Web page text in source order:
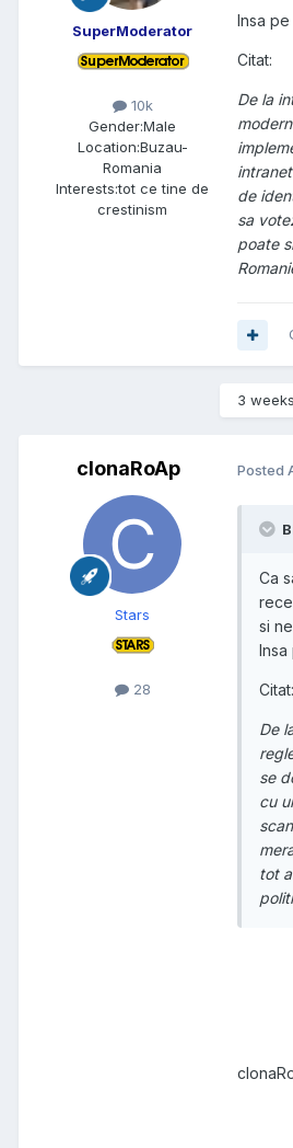
SuperModerator
10k
Gender:Male
Location:Buzau-
Romania
Interests:tot ce tine de
crestinism
Insa
Citat:
De la
de
sa
poate
3
clonaRoAp
Stars
28
Posted
Ca
si
Insa
Citat:
De
se
cu
tot